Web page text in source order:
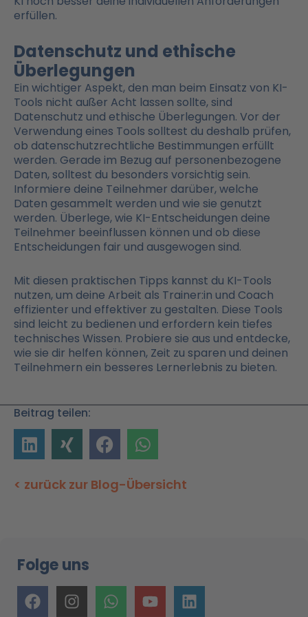
erfüllen.
Datenschutz und ethische
Überlegungen
Ein wichtiger Aspekt, den man beim Einsatz von KI-
Tools nicht außer Acht lassen sollte, sind
Datenschutz und ethische Überlegungen. Vor der
Verwendung eines Tools solltest du deshalb prüfen,
ob datenschutzrechtliche Bestimmungen erfüllt
werden. Gerade im Bezug auf personenbezogene
Daten, solltest du besonders vorsichtig sein.
Informiere deine Teilnehmer darüber, welche
Daten gesammelt werden und wie sie genutzt
werden. Überlege, wie KI-Entscheidungen deine
Teilnehmer beeinflussen können und ob diese
Entscheidungen fair und ausgewogen sind.
Mit diesen praktischen Tipps kannst du KI-Tools
nutzen, um deine Arbeit als Trainer:in und Coach
effizienter und effektiver zu gestalten. Diese Tools
sind leicht zu bedienen und erfordern kein tiefes
technisches Wissen. Probiere sie aus und entdecke,
wie sie dir helfen können, Zeit zu sparen und deinen
Teilnehmern ein besseres Lernerlebnis zu bieten.
< zurück zur Blog-Übersicht
Beitrag teilen:
Folge uns
F
a
I
n
W
h
Y
o
L
i